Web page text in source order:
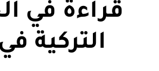
قراءة في
التركية